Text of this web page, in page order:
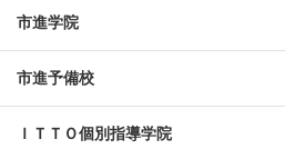
市進学院
市進予備校
ＩＴＴＯ個別指導学院